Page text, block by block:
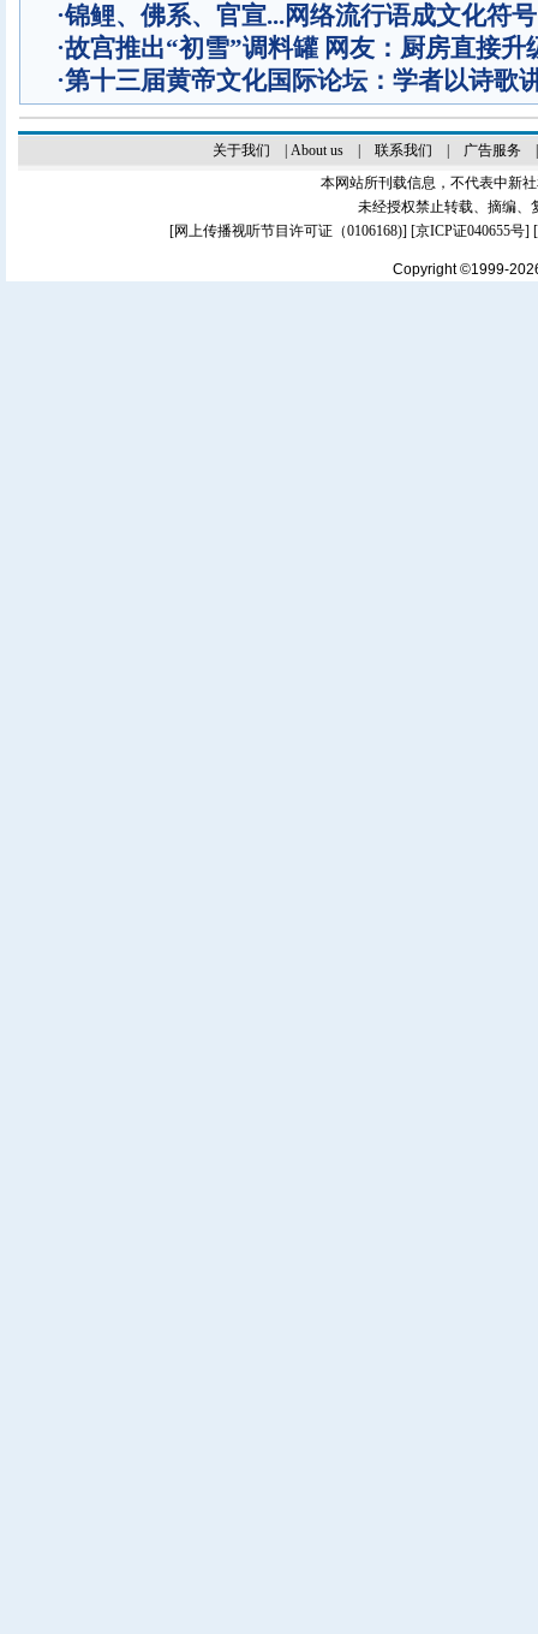
·锦鲤、佛系、官宣...网络流行语成文化符号
·故宫推出“初雪”调料罐 网友：厨房直接升
·第十三届黄帝文化国际论坛：学者以诗歌
关于我们 About us| 联系我们 广告服务
本网站所刊载信息，不代表中新
未经授权禁止转载、摘编、
[网上传播视听节目许可证（0106168)] [京ICP证040655号]
Copyright ©1999-